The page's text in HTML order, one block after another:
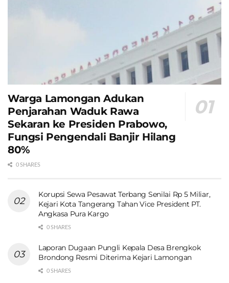
Warga Lamongan Adukan
Penjarahan Waduk Rawa
Sekaran ke Presiden Prabowo,
Fungsi Pengendali Banjir Hilang
80%
0 SHARES
Korupsi Sewa Pesawat Terbang Senilai Rp 5 Miliar,
Kejari Kota Tangerang Tahan Vice President PT.
Angkasa Pura Kargo
0 SHARES
Laporan Dugaan Pungli Kepala Desa Brengkok
Brondong Resmi Diterima Kejari Lamongan
0 SHARES